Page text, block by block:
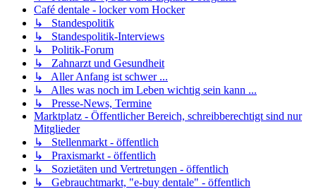
Café dentale - locker vom Hocker
↳ Standespolitik
↳ Standespolitik-Interviews
↳ Politik-Forum
↳ Zahnarzt und Gesundheit
↳ Aller Anfang ist schwer ...
↳ Alles was noch im Leben wichtig sein kann ...
↳ Presse-News, Termine
Marktplatz - Öffentlicher Bereich, schreibberechtigt sind nur
Mitglieder
↳ Stellenmarkt - öffentlich
↳ Praxismarkt - öffentlich
↳ Sozietäten und Vertretungen - öffentlich
↳ Gebrauchtmarkt, "e-buy dentale" - öffentlich